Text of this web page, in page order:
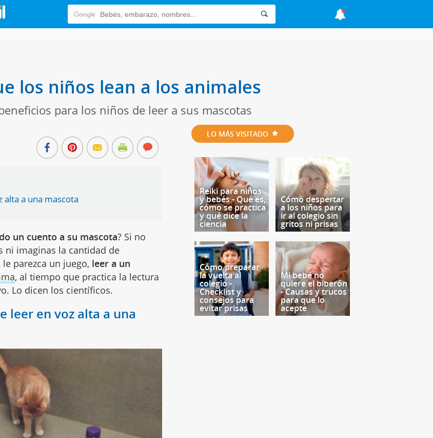
los niños lean a los animales
para los niños de leer a sus mascotas
alta a una mascota
un cuento a su mascota? Si no
ni imaginas la cantidad de
parezca un juego, leer a un
, al tiempo que practica la lectura
Lo dicen los científicos.
leer en voz alta a una
LO MÁS VISITADO
Reiki para niños
y bebés - Qué es,
cómo se practica
y qué dice la
ciencia
Cómo despertar
a los niños para
ir al colegio sin
gritos ni prisas
Cómo preparar
la vuelta al
colegio -
Checklist y
consejos para
evitar prisas
Mi bebé no
quiere el biberón
- Causas y trucos
para que lo
acepte